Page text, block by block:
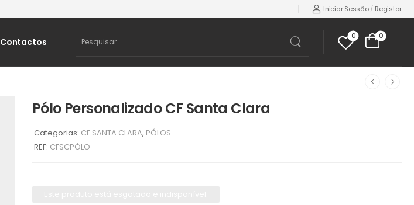
Iniciar Sessão / Registar
Contactos
0 0
Pólo Personalizado CF Santa Clara
Categorias: CF SANTA CLARA, PÓLOS
REF: CFSCPÓLO